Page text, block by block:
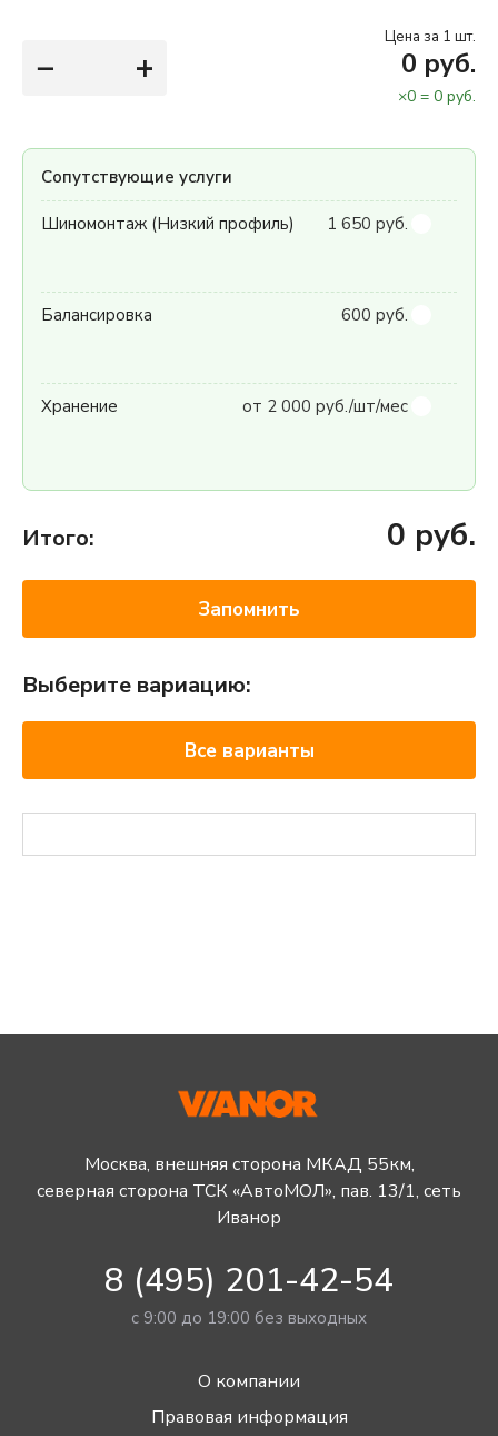
− +
Цена за 1 шт.
0 руб.
×0 = 0 руб.
Сопутствующие услуги
Шиномонтаж (Низкий профиль) 1 650 руб.
Балансировка 600 руб.
Хранение от 2 000 руб./шт/мес
Итого: 0 руб.
Запомнить
Выберите вариацию:
Все варианты
Москва, внешняя сторона МКАД 55км,
северная сторона ТСК «АвтоМОЛ», пав. 13/1, сеть
Иванор
8 (495) 201-42-54
с 9:00 до 19:00 без выходных
О компании
Правовая информация